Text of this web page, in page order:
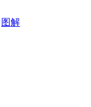
图解